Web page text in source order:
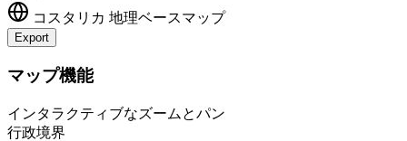
コスタリカ 地理ベースマップ
Export
+
マップ機能
インタラクティブなズームとパン
行政境界